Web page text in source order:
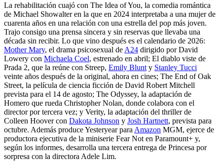
La rehabilitación cuajó con The Idea of You, la comedia romántica
de Michael Showalter en la que en 2024 interpretaba a una mujer de
cuarenta años en una relación con una estrella del pop más joven.
Trajo consigo una prensa sincera y sin reservas que llevaba una
década sin recibir. Lo que vino después es el calendario de 2026:
Mother Mary, el drama psicosexual de A24 dirigido por David
Lowery con Michaela Coel, estrenado en abril; El diablo viste de
Prada 2, que la reúne con Streep, Emily Blunt y Stanley Tucci
veinte años después de la original, ahora en cines; The End of Oak
Street, la película de ciencia ficción de David Robert Mitchell
prevista para el 14 de agosto; The Odyssey, la adaptación de
Homero que rueda Christopher Nolan, donde colabora con el
director por tercera vez; y Verity, la adaptación del thriller de
Colleen Hoover con Dakota Johnson y Josh Hartnett, prevista para
octubre. Además produce Yesteryear para Amazon MGM, ejerce de
productora ejecutiva de la miniserie Fear Not en Paramount+ y,
según los informes, desarrolla una tercera entrega de Princesa por
sorpresa con la directora Adele Lim.